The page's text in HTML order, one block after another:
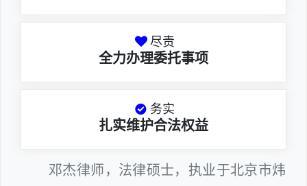
尽责
全力办理委托事项
务实
扎实维护合法权益
邓杰律师，法律硕士，执业于北京市炜